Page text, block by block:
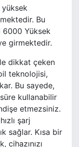
yüksek
Bu
6000 Yüksek
girmektedir.
dikkat çeken
teknolojisi,
Bu sayede,
kullanabilir
etmezsiniz.
şarj
sağlar. Kısa bir